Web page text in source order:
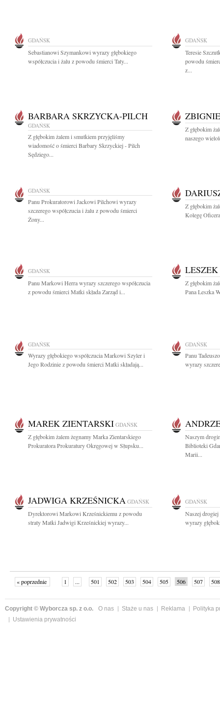
GDAŃSK
Sebastianowi Szymankowi wyrazy głębokiego
współczucia i żalu z powodu śmierci Taty...
GDAŃSK
Teresie
powodu
z...
BARBARA SKRZYCKA-PILCH
GDAŃSK
Z głębokim żalem i smutkiem przyjęliśmy
wiadomość o śmierci Barbary Skrzyckiej - Pilch
Sędziego...
Z głębokim
naszego
GDAŃSK
Panu Prokuratorowi Jackowi Pilchowi wyrazy
szczerego współczucia i żalu z powodu śmierci
Żony...
Z głębokim
Kolegę
GDAŃSK
Panu Markowi Herra wyrazy szczerego współczucia
z powodu śmierci Matki składa Zarząd i...
Z głębokim
Pana Leszka
GDAŃSK
Wyrazy głębokiego współczucia Markowi Szyler i
Jego Rodzinie z powodu śmierci Matki składają...
GDAŃSK
Panu
wyrazy
MAREK ZIENTARSKI GDAŃSK
Z głębokim żalem żegnamy Marka Zientarskiego
Prokuratora Prokuratury Okręgowej w Słupsku...
Naszym
Biblioteki
Marii...
JADWIGA KRZEŚNICKA GDAŃSK
Dyrektorowi Markowi Krześnickiemu z powodu
straty Matki Jadwigi Krześnickiej wyrazy...
GDAŃSK
Naszej
wyrazy
« poprzednie 1 ... 501 502 503 504 505 506 507
508
Copyright © Wyborcza sp. z o.o. O nas Staże u nas Reklama
Polityka
Ustawienia prywatności